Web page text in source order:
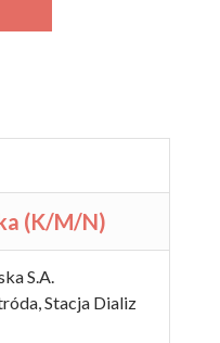
(K/M/N)
S.A.
Stacja Dializ